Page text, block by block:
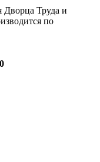
Дворца Труда и
по